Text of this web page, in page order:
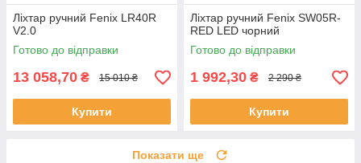
Ліхтар ручний Fenix LR40R
V2.0
Готово до відправки
13 058,70 ₴ 15 010 ₴
Купити
Ліхтар ручний Fenix SW05R-
RED LED чорний
Готово до відправки
1 992,30 ₴ 2 290 ₴
Купити
Показати ще